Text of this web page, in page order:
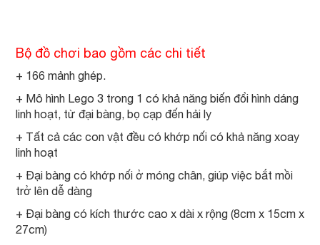
Bộ đồ chơi bao gồm các chi tiết
+ 166 mảnh ghép.
+ Mô hình Lego 3 trong 1 có khả năng biến đổi hình dáng
linh hoạt, từ đại bàng, bọ cạp đến hải ly
+ Tất cả các con vật đều có khớp nối có khả năng xoay
linh hoạt
+ Đại bàng có khớp nối ở móng chân, giúp việc bắt mồi
trở lên dễ dàng
+ Đại bàng có kích thước cao x dài x rộng (8cm x 15cm x
27cm)